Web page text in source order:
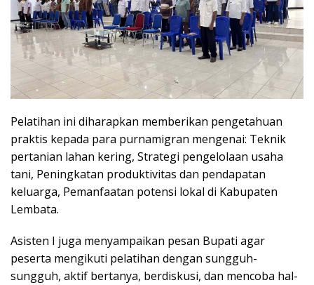
Pelatihan ini diharapkan memberikan pengetahuan
praktis kepada para purnamigran mengenai: Teknik
pertanian lahan kering, Strategi pengelolaan usaha
tani, Peningkatan produktivitas dan pendapatan
keluarga, Pemanfaatan potensi lokal di Kabupaten
Lembata.
Asisten I juga menyampaikan pesan Bupati agar
peserta mengikuti pelatihan dengan sungguh-
sungguh, aktif bertanya, berdiskusi, dan mencoba hal-